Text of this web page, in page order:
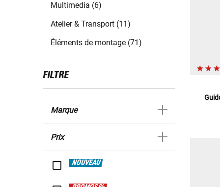
Multimedia (6)
Atelier & Transport (11)
Éléments de montage (71)
FILTRE
Marque
Prix
NOUVEAU